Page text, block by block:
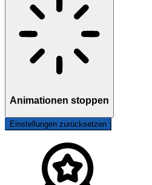
Animationen stoppen
Einstellungen zurücksetzen